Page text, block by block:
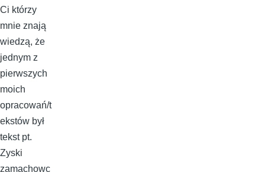
Ci którzy
mnie znają
wiedzą, że
jednym z
pierwszych
moich
opracowań/t
ekstów był
tekst pt.
Zyski
zamachowc